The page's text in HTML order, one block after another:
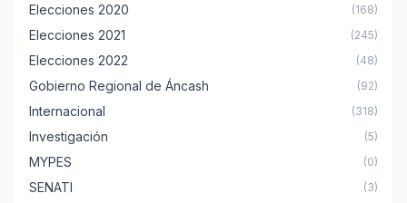
Elecciones 2020 (168)
Elecciones 2021 (245)
Elecciones 2022 (48)
Gobierno Regional de Áncash (92)
Internacional (318)
Investigación (5)
MYPES (0)
SENATI (3)